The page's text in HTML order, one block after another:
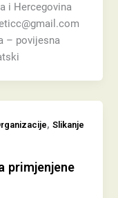
i Hercegovina
– povijesna
,Slikanje
primjenjene